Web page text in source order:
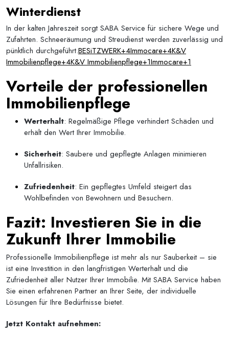
Winterdienst
In der kalten Jahreszeit sorgt SABA Service für sichere Wege und
Zufahrten. Schneeräumung und Streudienst werden zuverlässig und
pünktlich durchgeführt.BESiTZWERK+4Immocare+4K&V
Immobilienpflege+4K&V Immobilienpflege+1Immocare+1
Vorteile der professionellen
Immobilienpflege
Werterhalt: Regelmäßige Pflege verhindert Schäden und
erhält den Wert Ihrer Immobilie.
Sicherheit: Saubere und gepflegte Anlagen minimieren
Unfallrisiken.
Zufriedenheit: Ein gepflegtes Umfeld steigert das
Wohlbefinden von Bewohnern und Besuchern.
Fazit: Investieren Sie in die
Zukunft Ihrer Immobilie
Professionelle Immobilienpflege ist mehr als nur Sauberkeit – sie
ist eine Investition in den langfristigen Werterhalt und die
Zufriedenheit aller Nutzer Ihrer Immobilie. Mit SABA Service haben
Sie einen erfahrenen Partner an Ihrer Seite, der individuelle
Lösungen für Ihre Bedürfnisse bietet.
Jetzt Kontakt aufnehmen: